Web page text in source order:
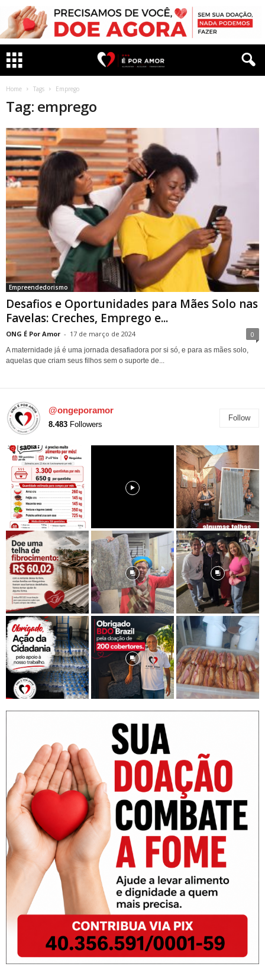
Home Tags Emprego
Tag: emprego
Empreendedorismo
Desafios e Oportunidades para Mães Solo nas
Favelas: Creches, Emprego e...
ONG É Por Amor - 17 de março de 2024 0
A maternidade já é uma jornada desafiadora por si só, e para as mães solo,
aquelas que criam seus filhos sem o suporte de...
@ongeporamor
8.483 Followers
Follow